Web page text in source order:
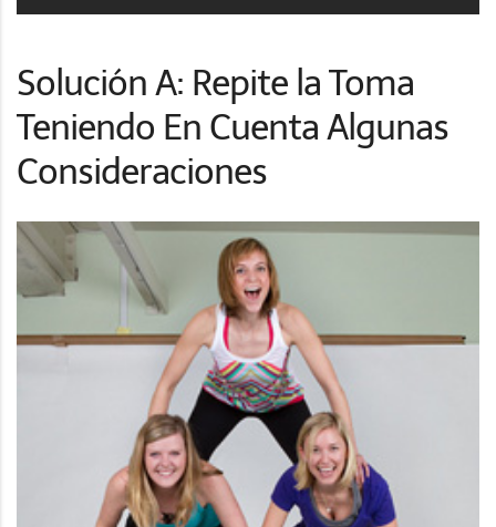
Solución A: Repite la Toma
Teniendo En Cuenta Algunas
Consideraciones